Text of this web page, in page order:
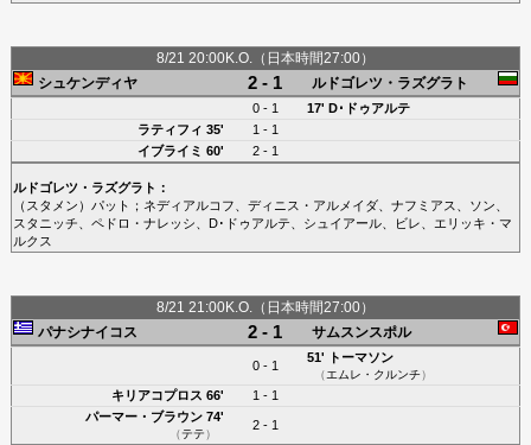
8/21 20:00K.O.（日本時間27:00）
シュケンディヤ
2 - 1 ルドゴレツ・ラズグラト
0 - 1 17' D･ドゥアルテ
ラティフィ 35'
1 - 1
イブライミ 60' 2 - 1
ルドゴレツ・ラズグラト ：
（スタメン） パット ； ネディアルコフ ディニス・アルメイダ、 ナフミアス ソン
スタニッチ
ペドロ・ナレッシ D･ドゥアルテ シュイアール、 ビレ
エリッキ・マ
ルクス
8/21 21:00K.O.（日本時間27:00）
パナシナイコス
2 - 1 サムスンスポル
0 - 1
51' トーマソン
（エムレ・クルンチ）
キリアコプロス 66'
1 - 1
パーマー・ブラウン74'
（テテ）
2 - 1